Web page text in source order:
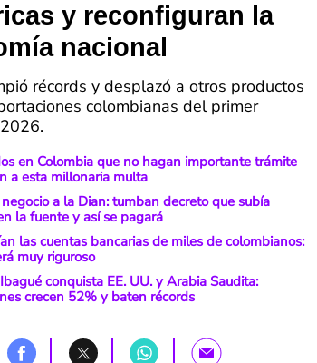
y reconfiguran la
nacional
récords y desplazó a otros productos
colombianas del primer
en Colombia que no hagan importante trámite
a esta millonaria multa
a la Dian: tumban decreto que subía
la fuente y así se pagará
las cuentas bancarias de miles de colombianos:
muy riguroso
conquista EE. UU. y Arabia Saudita:
crecen 52% y baten récords